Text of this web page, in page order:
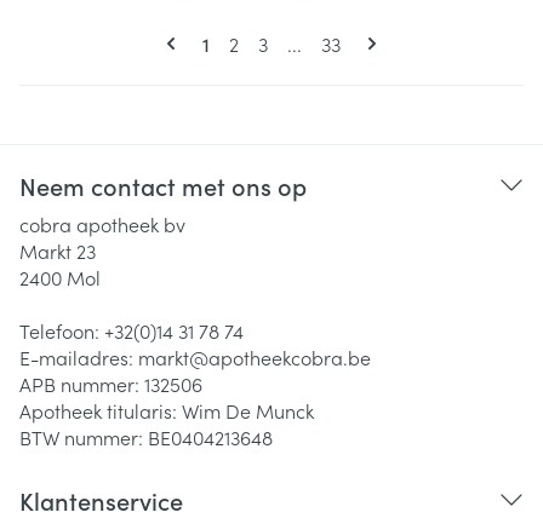
Pagina's
U lees momenteel pagina
1 Pagina
2 Pagina
3 ... Pagina
33
Neem contact met ons op
cobra apotheek bv
Markt 23
2400 Mol
Telefoon: +32(0)14 31 78 74
E-mailadres: markt@apotheekcobra.be
APB nummer: 132506
Apotheek titularis: Wim De Munck
BTW nummer: BE0404213648
Klantenservice